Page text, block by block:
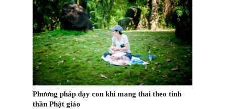
Phương pháp dạy con khi mang thai theo tinh
thần Phật giáo